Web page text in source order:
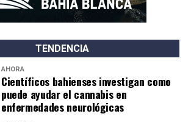
TENDENCIA
AHORA
Científicos bahienses investigan como
puede ayudar el cannabis en
enfermedades neurológicas